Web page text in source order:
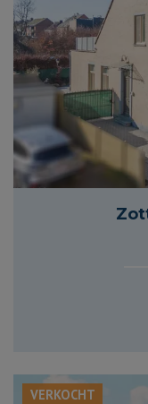
275 m²
VERKOCHT